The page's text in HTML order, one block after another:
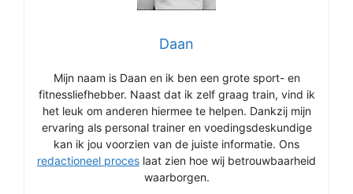
Daan
Mijn naam is Daan en ik ben een grote sport- en
fitnessliefhebber. Naast dat ik zelf graag train, vind ik
het leuk om anderen hiermee te helpen. Dankzij mijn
ervaring als personal trainer en voedingsdeskundige
kan ik jou voorzien van de juiste informatie. Ons
redactioneel proces laat zien hoe wij betrouwbaarheid
waarborgen.